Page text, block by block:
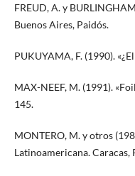
FREUD, A. y
Buenos Aires, Paidós.
PUKUYAMA, F. (1990).
MAX-NEEF, M. (1991).
145.
MONTERO, M. y otros
Latinoamericana. Caracas,